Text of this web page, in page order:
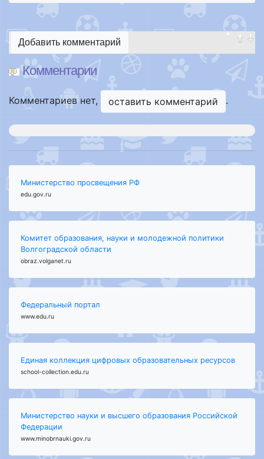
Добавить комментарий
Комментарии
Комментариев нет, оставить комментарий .
Министерство просвещения РФ
edu.gov.ru
Комитет образования, науки и молодежной политики
Волгоградской области
obraz.volganet.ru
Федеральный портал
www.edu.ru
Единая коллекция цифровых образовательных ресурсов
school-collection.edu.ru
Министерство науки и высшего образования Российской
Федерации
www.minobrnauki.gov.ru